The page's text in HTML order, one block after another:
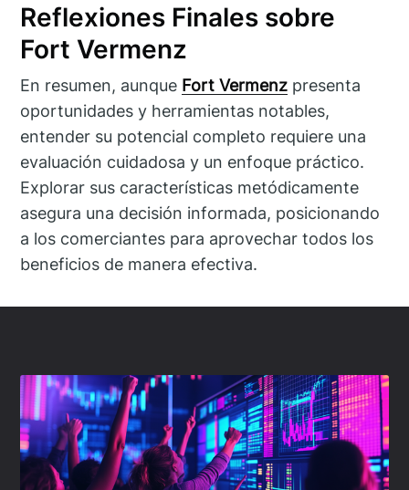
Reflexiones Finales sobre
Fort Vermenz
En resumen, aunque Fort Vermenz presenta
oportunidades y herramientas notables,
entender su potencial completo requiere una
evaluación cuidadosa y un enfoque práctico.
Explorar sus características metódicamente
asegura una decisión informada, posicionando
a los comerciantes para aprovechar todos los
beneficios de manera efectiva.